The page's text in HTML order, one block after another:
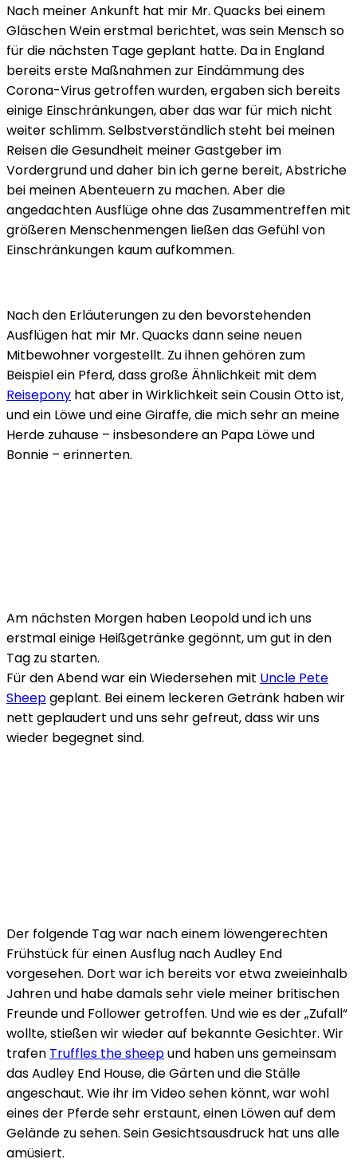
Nach meiner Ankunft hat mir Mr. Quacks bei einem
Gläschen Wein erstmal berichtet, was sein Mensch so
für die nächsten Tage geplant hatte. Da in England
bereits erste Maßnahmen zur Eindämmung des
Corona-Virus getroffen wurden, ergaben sich bereits
einige Einschränkungen, aber das war für mich nicht
weiter schlimm. Selbstverständlich steht bei meinen
Reisen die Gesundheit meiner Gastgeber im
Vordergrund und daher bin ich gerne bereit, Abstriche
bei meinen Abenteuern zu machen. Aber die
angedachten Ausflüge ohne das Zusammentreffen mit
größeren Menschenmengen ließen das Gefühl von
Einschränkungen kaum aufkommen.
Nach den Erläuterungen zu den bevorstehenden
Ausflügen hat mir Mr. Quacks dann seine neuen
Mitbewohner vorgestellt. Zu ihnen gehören zum
Beispiel ein Pferd, dass große Ähnlichkeit mit dem
Reisepony hat aber in Wirklichkeit sein Cousin Otto ist,
und ein Löwe und eine Giraffe, die mich sehr an meine
Herde zuhause – insbesondere an Papa Löwe und
Bonnie – erinnerten.
Am nächsten Morgen haben Leopold und ich uns
erstmal einige Heißgetränke gegönnt, um gut in den
Tag zu starten.
Für den Abend war ein Wiedersehen mit Uncle Pete
Sheepgeplant. Bei einem leckeren Getränk haben wir
nett geplaudert und uns sehr gefreut, dass wir uns
wieder begegnet sind.
Der folgende Tag war nach einem löwengerechten
Frühstück für einen Ausflug nach Audley End
vorgesehen. Dort war ich bereits vor etwa zweieinhalb
Jahren und habe damals sehr viele meiner britischen
Freunde und Follower getroffen. Und wie es der „Zufall“
wollte, stießen wir wieder auf bekannte Gesichter. Wir
trafen Truffles the sheepund haben uns gemeinsam
das Audley End House, die Gärten und die Ställe
angeschaut. Wie ihr im Video sehen könnt, war wohl
eines der Pferde sehr erstaunt, einen Löwen auf dem
Gelände zu sehen. Sein Gesichtsausdruck hat uns alle
amüsiert.